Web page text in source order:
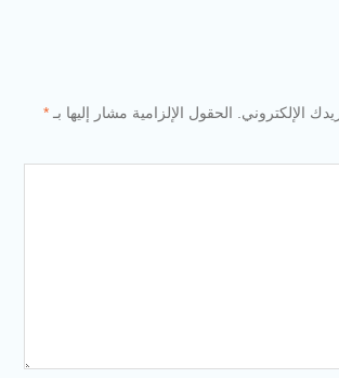
الإلكتروني. الحقول الإلزامية مشار إليها بـ *